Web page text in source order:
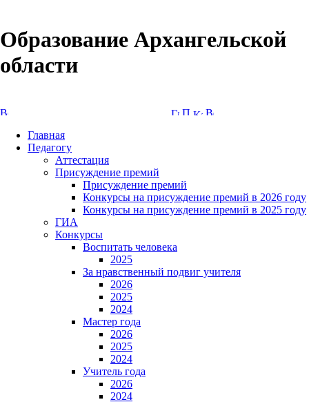
Образование Архангельской
области
Главная
Педагогу
Аттестация
Присуждение премий
Присуждение премий
Конкурсы на присуждение премий в 2026 году
Конкурсы на присуждение премий в 2025 году
ГИА
Конкурсы
Воспитать человека
2025
За нравственный подвиг учителя
2026
2025
2024
Мастер года
2026
2025
2024
Учитель года
2026
2024